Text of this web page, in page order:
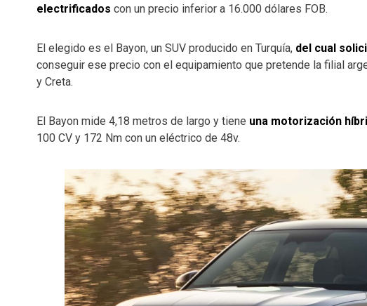
electrificados con un precio inferior a 16.000 dólares FOB.
El elegido es el Bayon, un SUV producido en Turquía, del cual
conseguir ese precio con el equipamiento que pretende la filial
y Creta.
El Bayon mide 4,18 metros de largo y tiene una motorización
100 CV y 172 Nm con un eléctrico de 48v.